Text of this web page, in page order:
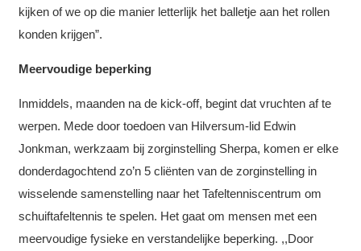
kijken of we op die manier letterlijk het balletje aan het rollen
konden krijgen”.
Meervoudige beperking
Inmiddels, maanden na de kick-off, begint dat vruchten af te
werpen. Mede door toedoen van Hilversum-lid Edwin
Jonkman, werkzaam bij zorginstelling Sherpa, komen er elke
donderdagochtend zo’n 5 cliënten van de zorginstelling in
wisselende samenstelling naar het Tafeltenniscentrum om
schuiftafeltennis te spelen. Het gaat om mensen met een
meervoudige fysieke en verstandelijke beperking. ,,Door